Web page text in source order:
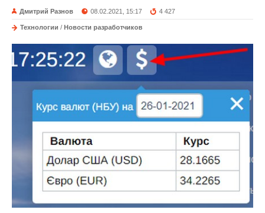
Дмитрий Разнов 08.02.2021, 15:17 4 427
Технологии / Новости разработчиков